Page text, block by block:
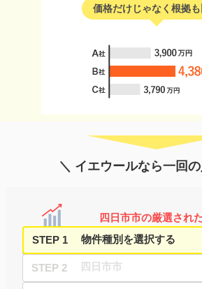
価格だけじゃなく根拠
＼ イエウールなら一回
四日市市の厳選され
STEP 1
STEP 2